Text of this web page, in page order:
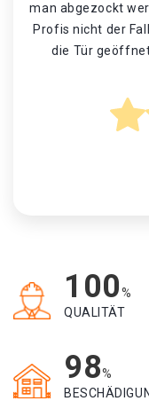
man abgezockt
Profis nicht der
die Tür
100%
QUALITÄT
98%